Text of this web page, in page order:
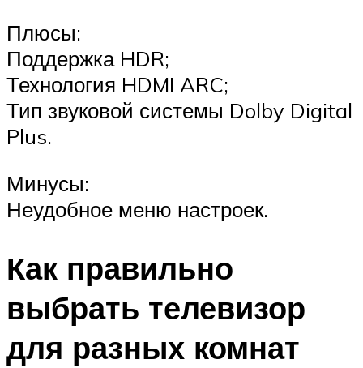
Плюсы:
Поддержка HDR;
Технология HDMI ARC;
Тип звуковой системы Dolby Digital
Plus.
Минусы:
Неудобное меню настроек.
Как правильно
выбрать телевизор
для разных комнат